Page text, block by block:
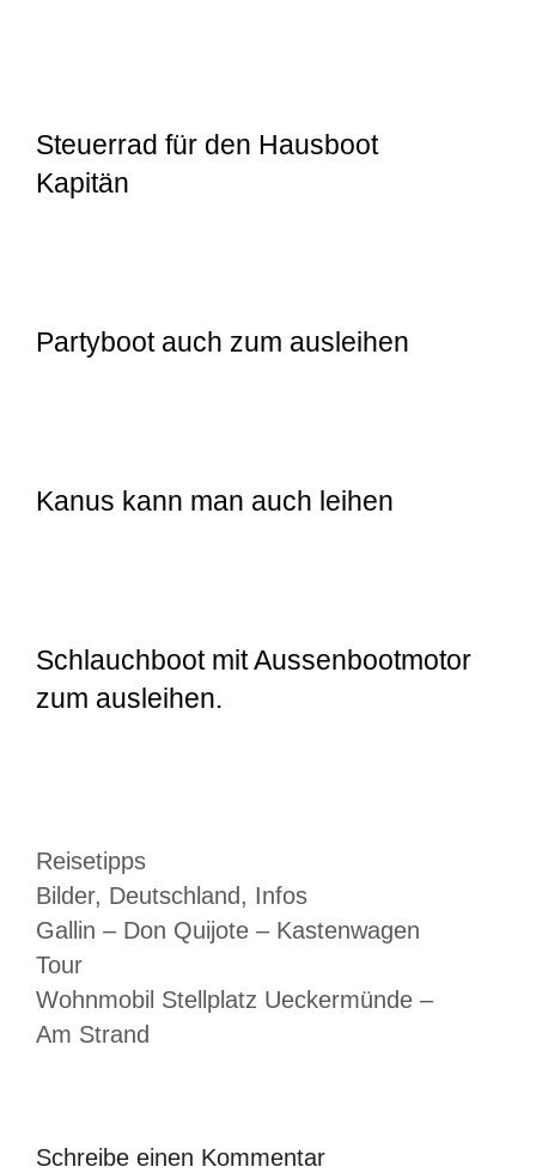
Steuerrad für den Hausboot
Kapitän
Partyboot auch zum ausleihen
Kanus kann man auch leihen
Schlauchboot mit Aussenbootmotor
zum ausleihen.
Kategorien
Reisetipps
Schlagwörter
Bilder, Deutschland, Infos
Gallin – Don Quijote – Kastenwagen
Tour
Wohnmobil Stellplatz Ueckermünde –
Am Strand
Schreibe einen Kommentar